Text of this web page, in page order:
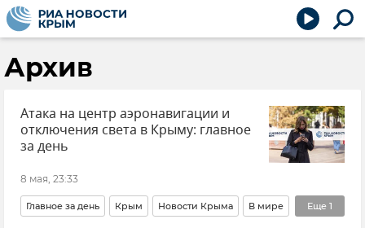
Архив
Атака на центр аэронавигации и
отключения света в Крыму: главное
за день
8 мая, 23:33
Еще 1
Главное за день Крым Новости Крыма В мире